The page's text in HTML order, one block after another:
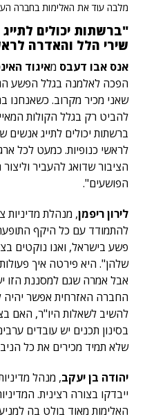
מלבה עוד את האלימות בחברה
"ברשתות יכולים
שירי הלל והאדרה
אנס אבו דעבס מאיגוד
הפכה לאלמנה בגלל הפשע
שאני מכיר מקרוב. כשאנחנו
להביט רק בגלל הקולות
ברשתות יכולים לתייג
לראשי כנופיות. כמעט לכל
הציבור שדואג להעביר
הפושעים".
לירון ריפמן, מנהלת מדיניות
להתמודד עם כל היקף
פשע בישראל, ואנו נוקטים
שלהן". היא פירטה איך
אבל אמרה שגם למסננת הזו
החברה האזרחית אפשר יהיה
להשיב לשאלות היו"ר, האם
בסינון תכנים יש עובדים
שלא תמיד מכירים את כל
יהודה בן יעקב, מנהל
ייבדקו בצורה רצינית.
האלימות מאוד בולט בה